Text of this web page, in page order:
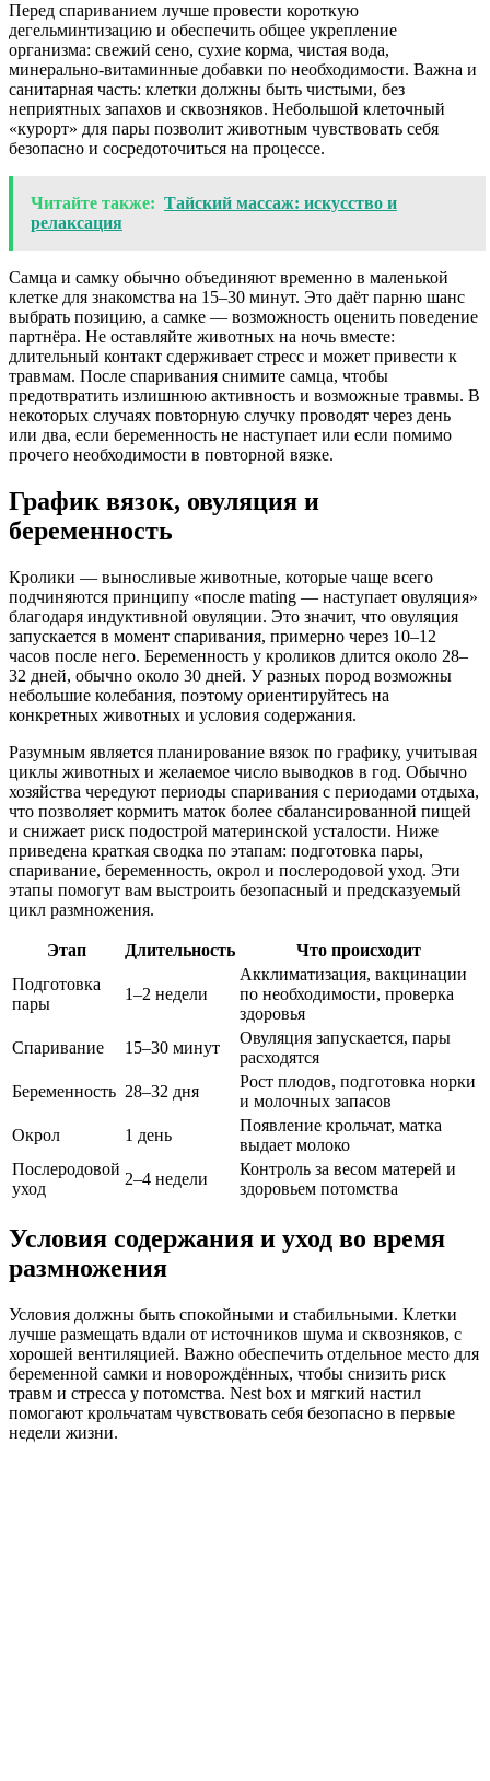
Перед спариванием лучше провести короткую
дегельминтизацию и обеспечить общее укрепление
организма: свежий сено, сухие корма, чистая вода,
минерально-витаминные добавки по необходимости. Важна и
санитарная часть: клетки должны быть чистыми, без
неприятных запахов и сквозняков. Небольшой клеточный
«курорт» для пары позволит животным чувствовать себя
безопасно и сосредоточиться на процессе.
Читайте также: Тайский массаж: искусство и
релаксация
Самца и самку обычно объединяют временно в маленькой
клетке для знакомства на 15–30 минут. Это даёт парню шанс
выбрать позицию, а самке — возможность оценить поведение
партнёра. Не оставляйте животных на ночь вместе:
длительный контакт сдерживает стресс и может привести к
травмам. После спаривания снимите самца, чтобы
предотвратить излишнюю активность и возможные травмы. В
некоторых случаях повторную случку проводят через день
или два, если беременность не наступает или если помимо
прочего необходимости в повторной вязке.
График вязок, овуляция и
беременность
Кролики — выносливые животные, которые чаще всего
подчиняются принципу «после mating — наступает овуляция»
благодаря индуктивной овуляции. Это значит, что овуляция
запускается в момент спаривания, примерно через 10–12
часов после него. Беременность у кроликов длится около 28–
32 дней, обычно около 30 дней. У разных пород возможны
небольшие колебания, поэтому ориентируйтесь на
конкретных животных и условия содержания.
Разумным является планирование вязок по графику, учитывая
циклы животных и желаемое число выводков в год. Обычно
хозяйства чередуют периоды спаривания с периодами отдыха,
что позволяет кормить маток более сбалансированной пищей
и снижает риск подострой материнской усталости. Ниже
приведена краткая сводка по этапам: подготовка пары,
спаривание, беременность, окрол и послеродовой уход. Эти
этапы помогут вам выстроить безопасный и предсказуемый
цикл размножения.
Этап Длительность
Что происходит
Подготовка
пары
1–2 недели
Акклиматизация, вакцинации
по необходимости, проверка
здоровья
Спаривание
15–30 минут
Овуляция запускается, пары
расходятся
Беременность 28–32 дня
Рост плодов, подготовка норки
и молочных запасов
Окрол
1 день
Появление крольчат, матка
выдает молоко
Послеродовой
уход
2–4 недели
Контроль за весом матерей и
здоровьем потомства
Условия содержания и уход во время
размножения
Условия должны быть спокойными и стабильными. Клетки
лучше размещать вдали от источников шума и сквозняков, с
хорошей вентиляцией. Важно обеспечить отдельное место для
беременной самки и новорождённых, чтобы снизить риск
травм и стресса у потомства. Nest box и мягкий настил
помогают крольчатам чувствовать себя безопасно в первые
недели жизни.